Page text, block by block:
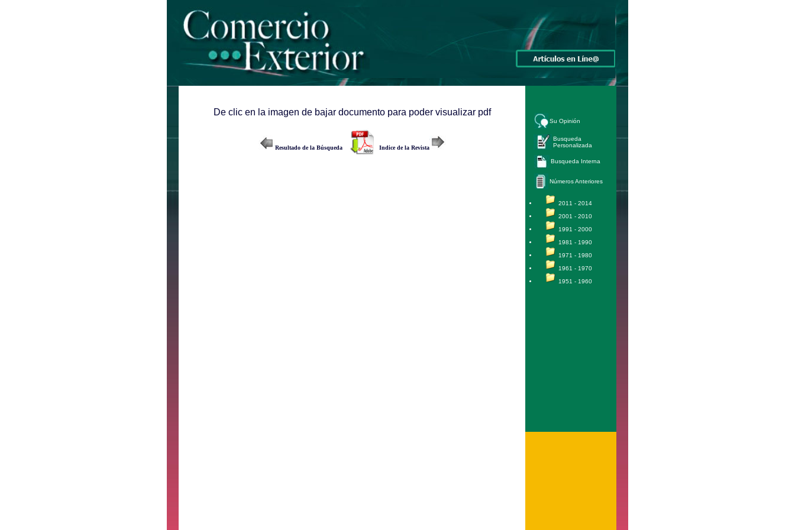
De clic en la imagen de bajar documento para poder visualizar pdf
Resultado de la Búsqueda Indice de la Revista
Su Opinión
Busqueda
Personalizada
Busqueda Interna
Números Anteriores
2011 - 2014
2001 - 2010
1991 - 2000
1981 - 1990
1971 - 1980
1961 - 1970
1951 - 1960